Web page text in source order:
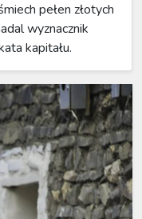
pełen złotych
wyznacznik
kapitału.